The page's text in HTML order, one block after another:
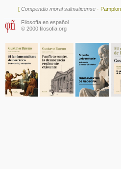
[ Compendio moral salmaticense·
Filosofía en español
© 2000 filosofia.org